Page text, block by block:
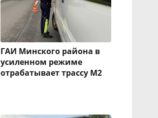
ГАИ Минского района в
усиленном режиме
отрабатывает трассу М2